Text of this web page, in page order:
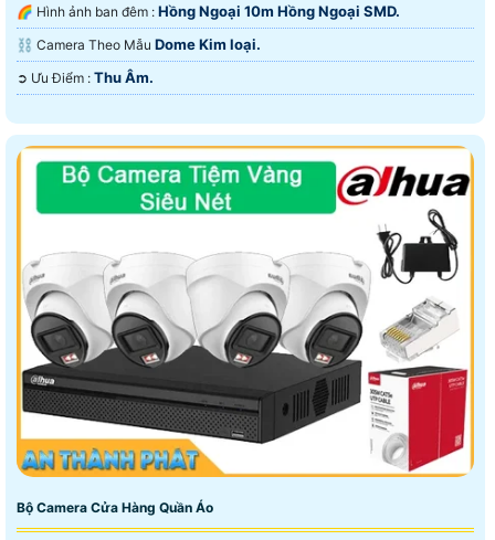
🌈 Hình ảnh ban đêm : Hồng Ngoại 10m Hồng Ngoại SMD.
⛓ Camera Theo Mẫu Dome Kim loại.
️➲ Ưu Điểm : Thu Âm.
Bộ Camera Cửa Hàng Quần Áo